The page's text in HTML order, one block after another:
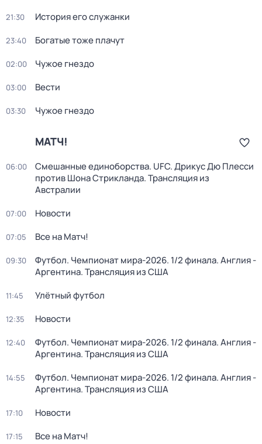
21:30 История его служанки
23:40 Богатые тоже плачут
02:00 Чужое гнездо
03:00 Вести
03:30 Чужое гнездо
МАТЧ!
06:00
Смешанные единоборства. UFC. Дрикус Дю Плесси
против Шона Стрикланда. Трансляция из
Австралии
07:00 Новости
07:05 Все на Матч!
09:30
Футбол. Чемпионат мира-2026. 1/2 финала. Англия -
Аргентина. Трансляция из США
11:45 Улётный футбол
12:35 Новости
12:40
Футбол. Чемпионат мира-2026. 1/2 финала. Англия -
Аргентина. Трансляция из США
14:55
Футбол. Чемпионат мира-2026. 1/2 финала. Англия -
Аргентина. Трансляция из США
17:10 Новости
17:15 Все на Матч!